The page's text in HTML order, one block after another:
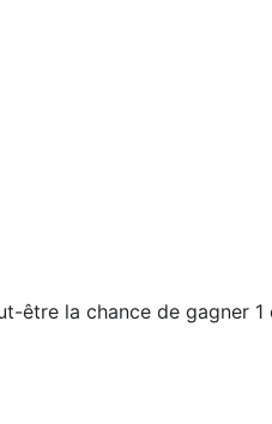
être la chance de gagner 1